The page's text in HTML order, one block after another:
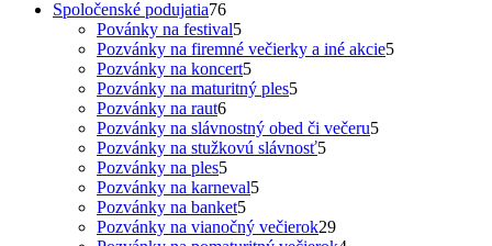
Spoločenské podujatia7676
produktov
Povánky na festival55
produktov
Pozvánky na firemné večierky a iné akcie55
Pozvánky na koncert55
produktov
Pozvánky na maturitný ples55
Pozvánky na raut66
produktov
Pozvánky na slávnostný obed či večeru55
Pozvánky na stužkovú slávnosť55
Pozvánky na ples55
produktov
Pozvánky na karneval55
Pozvánky na banket55
produktov
Pozvánky na vianočný večierok2929